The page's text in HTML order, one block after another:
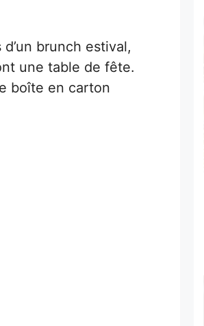
brunch estival,
une table de fête.
boîte en carton